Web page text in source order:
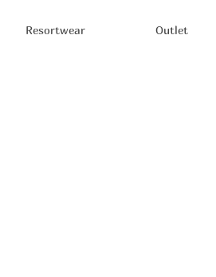
Resortwear Outlet